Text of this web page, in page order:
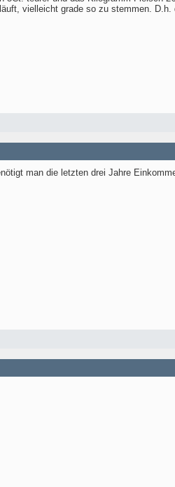
vielleicht grade so zu stemmen.
man die letzten drei Jahre